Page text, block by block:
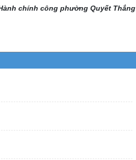
chính công phường Quyết Thắng